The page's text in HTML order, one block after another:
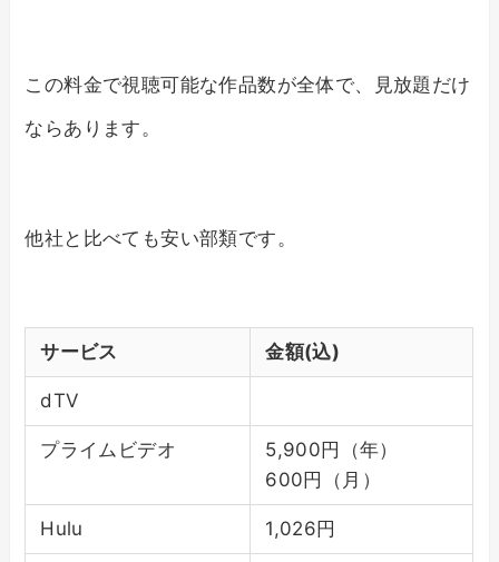
この料金で視聴可能な作品数が全体で、見放題だけ
ならあります。
他社と比べても安い部類です。
サービス 金額(込)
dTV
プライムビデオ
5,900円（年）
600円（月）
Hulu 1,026円